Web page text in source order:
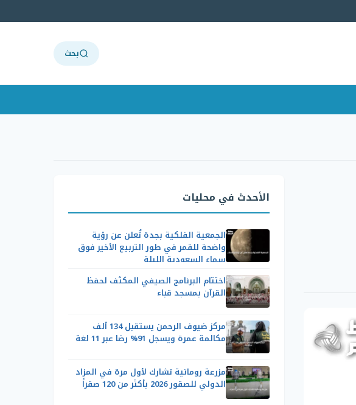
بحث
الأحدث في محليات
الجمعية الفلكية بجدة تُعلن عن رؤية
واضحة للقمر في طور التربيع الأخير فوق
سماء السعودية الليلة
اختتام البرنامج الصيفي المكثف لحفظ
القرآن بمسجد قباء
مركز ضيوف الرحمن يستقبل 134 ألف
مكالمة عمرة ويسجل 91% رضا عبر 11 لغة
مزرعة رومانية تشارك لأول مرة في المزاد
الدولي للصقور 2026 بأكثر من 120 صقراً